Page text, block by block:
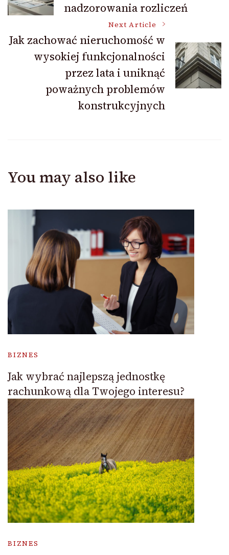
Navigationnadzorowania rozliczeń
Next Article
Jak zachować nieruchomość w
wysokiej funkcjonalności
przez lata i uniknąć
poważnych problemów
konstrukcyjnych
You may also like
BIZNES
Jak wybrać najlepszą jednostkę
rachunkową dla Twojego interesu?
BIZNES